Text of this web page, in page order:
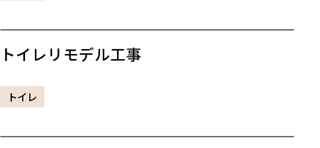
トイレリモデル工事
トイレ